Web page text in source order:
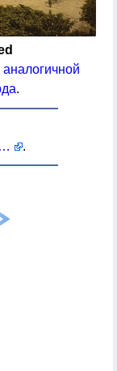
аналогичной
.
http://www.opticalillusion.net/optical-illusions/roger-shepards-arc-de-triomphe-revisited/
.